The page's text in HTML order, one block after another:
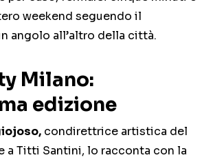
weekend seguendo il
angolo all’altro della città.
Milano:
edizione
condirettrice artistica del
a Titti Santini, lo racconta con la